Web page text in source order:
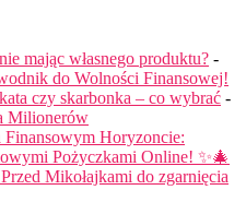
mając własnego produktu? -
do Wolności Finansowej!
czy skarbonka – co wybrać -
Milionerów
Finansowym Horyzoncie:
Pożyczkami Online! ✨🎄
Mikołajkami do zgarnięcia